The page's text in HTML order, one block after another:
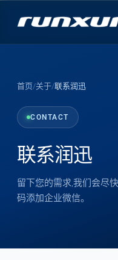
首页/关于/联系润迅
CONTACT
联系润迅
留下您的需求,我们会尽
码添加企业微信。